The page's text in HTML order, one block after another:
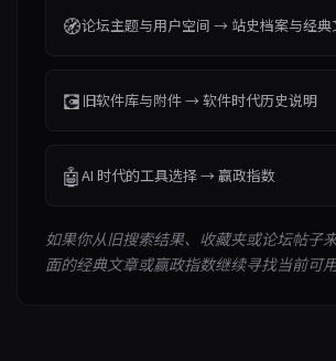
🧭论坛主题与用户空间 → 站史档案与经典
💽 旧软件库与附件 → 软件时代历史说明
🤖AI 时代的工具选择 → 赢政指数
如果你从旧搜索结果、收藏夹或论坛帖子
面的经典文章或赢政指数继续寻找当前可用